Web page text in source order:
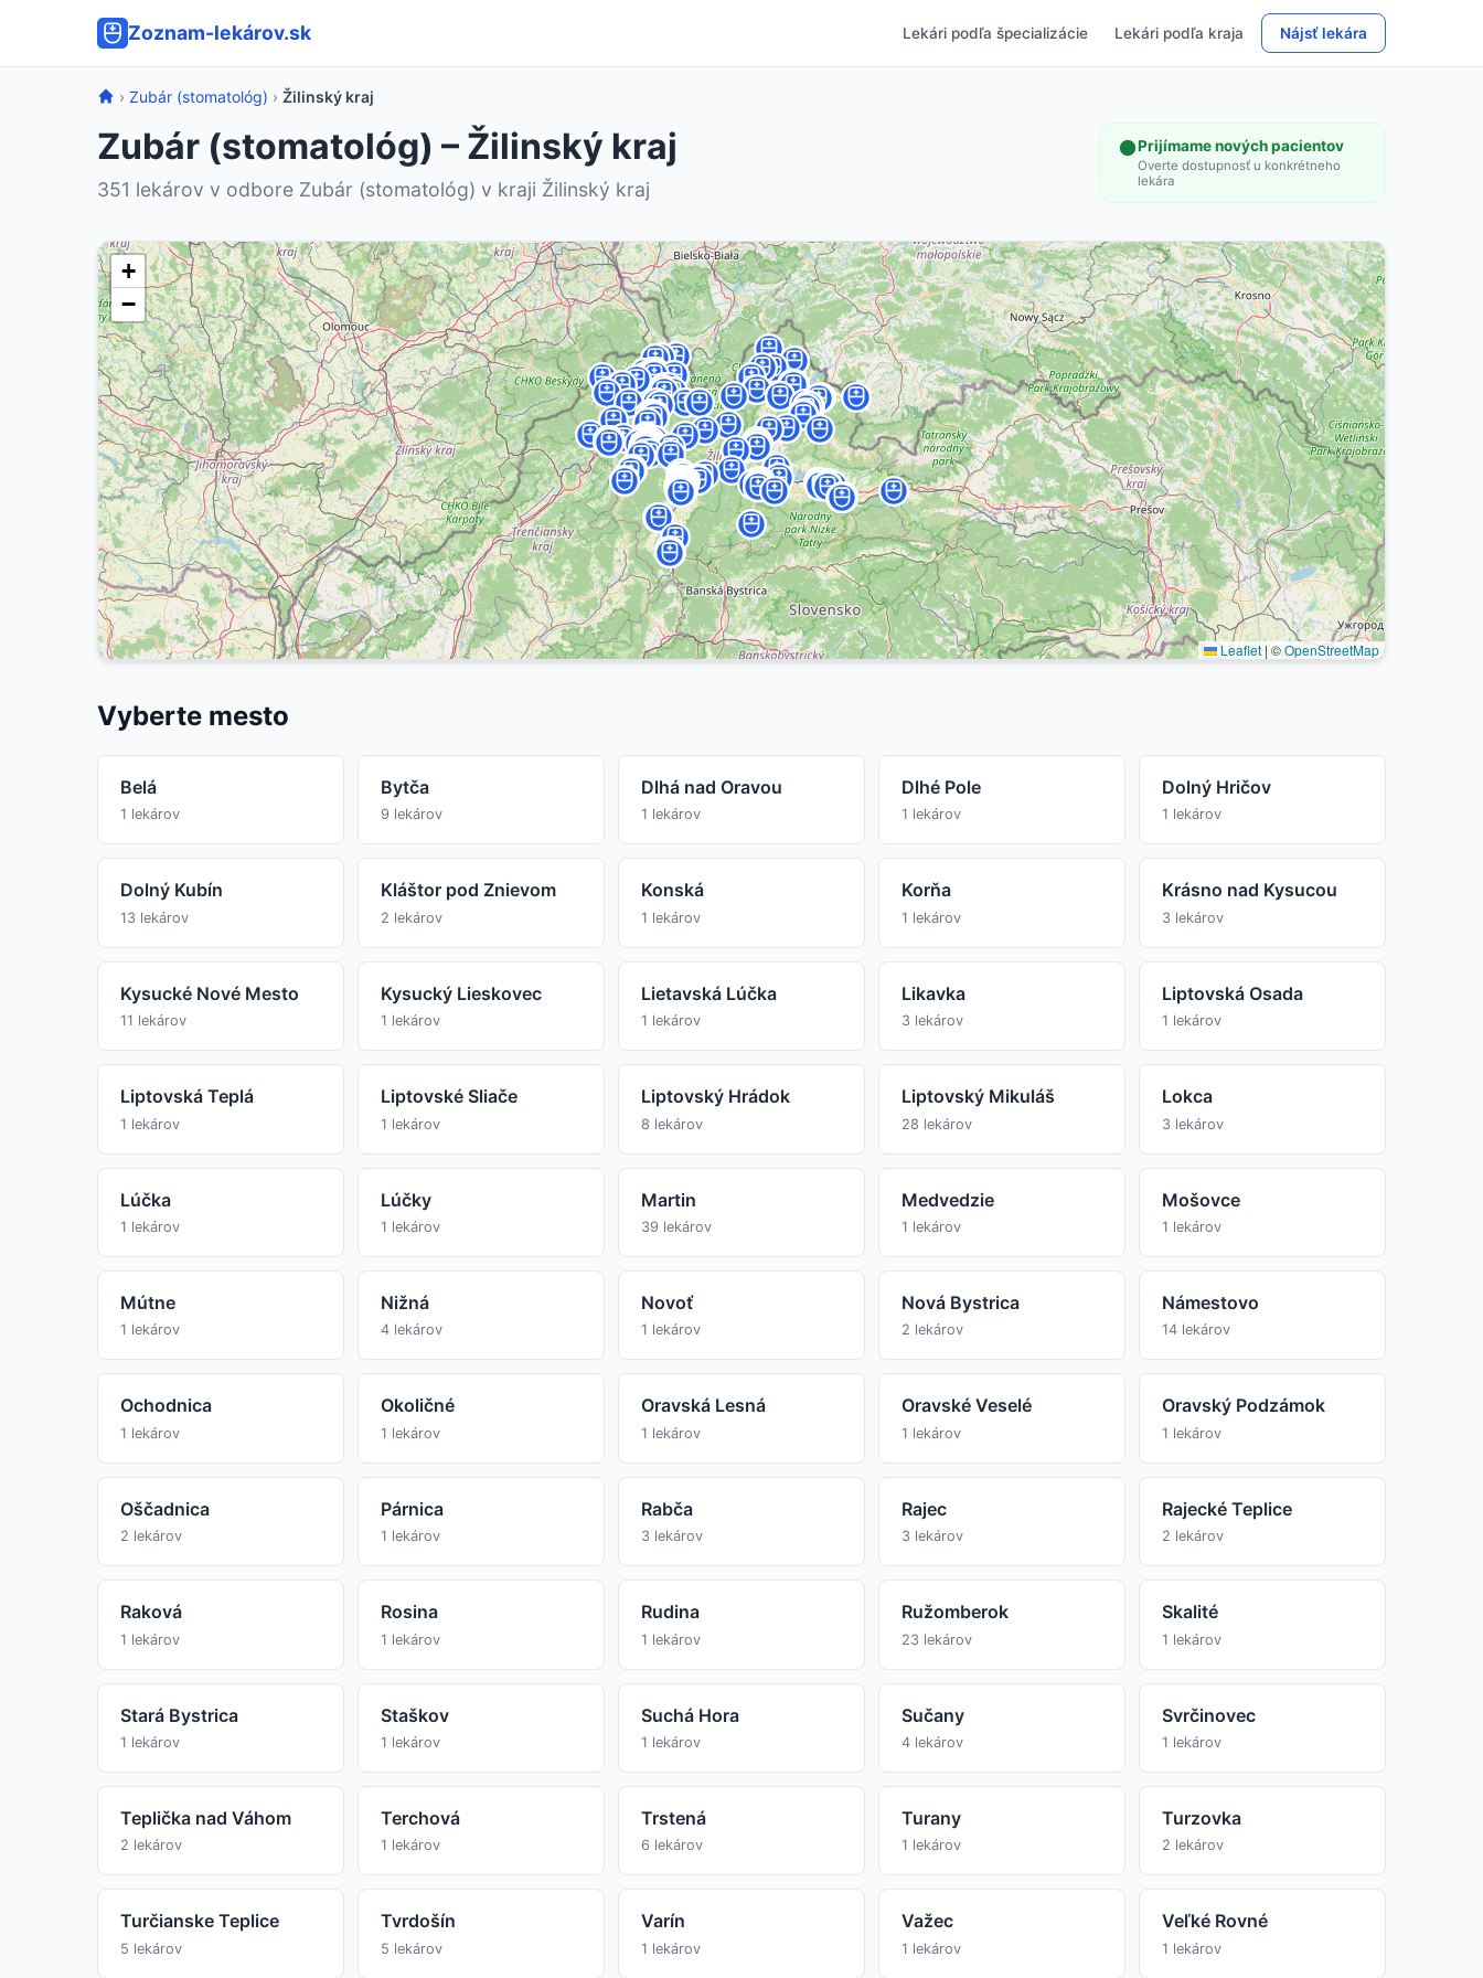
Zoznam-lekárov.sk Lekári podľa špecializácie Lekári podľa kraja Nájsť lekára
› Zubár (stomatológ) › Žilinský kraj
Zubár (stomatológ) – Žilinský kraj
351 lekárov v odbore Zubár (stomatológ) v kraji Žilinský kraj
Prijímame nových pacientov
Overte dostupnosť u konkrétneho
lekára
+
−
Leaflet | ©OpenStreetMap
Vyberte mesto
Belá
1 lekárov
Bytča
9 lekárov
Dlhá nad Oravou
1 lekárov
Dlhé Pole
1 lekárov
Dolný Hričov
1 lekárov
Dolný Kubín
13 lekárov
Kláštor pod Znievom
2 lekárov
Konská
1 lekárov
Korňa
1 lekárov
Krásno nad Kysucou
3 lekárov
Kysucké Nové Mesto
11 lekárov
Kysucký Lieskovec
1 lekárov
Lietavská Lúčka
1 lekárov
Likavka
3 lekárov
Liptovská Osada
1 lekárov
Liptovská Teplá
1 lekárov
Liptovské Sliače
1 lekárov
Liptovský Hrádok
8 lekárov
Liptovský Mikuláš
28 lekárov
Lokca
3 lekárov
Lúčka
1 lekárov
Lúčky
1 lekárov
Martin
39 lekárov
Medvedzie
1 lekárov
Mošovce
1 lekárov
Mútne
1 lekárov
Nižná
4 lekárov
Novoť
1 lekárov
Nová Bystrica
2 lekárov
Námestovo
14 lekárov
Ochodnica
1 lekárov
Okoličné
1 lekárov
Oravská Lesná
1 lekárov
Oravské Veselé
1 lekárov
Oravský Podzámok
1 lekárov
Oščadnica
2 lekárov
Párnica
1 lekárov
Rabča
3 lekárov
Rajec
3 lekárov
Rajecké Teplice
2 lekárov
Raková
1 lekárov
Rosina
1 lekárov
Rudina
1 lekárov
Ružomberok
23 lekárov
Skalité
1 lekárov
Stará Bystrica
1 lekárov
Staškov
1 lekárov
Suchá Hora
1 lekárov
Sučany
4 lekárov
Svrčinovec
1 lekárov
Teplička nad Váhom
2 lekárov
Terchová
1 lekárov
Trstená
6 lekárov
Turany
1 lekárov
Turzovka
2 lekárov
Turčianske Teplice
5 lekárov
Tvrdošín
5 lekárov
Varín
1 lekárov
Važec
1 lekárov
Veľké Rovné
1 lekárov